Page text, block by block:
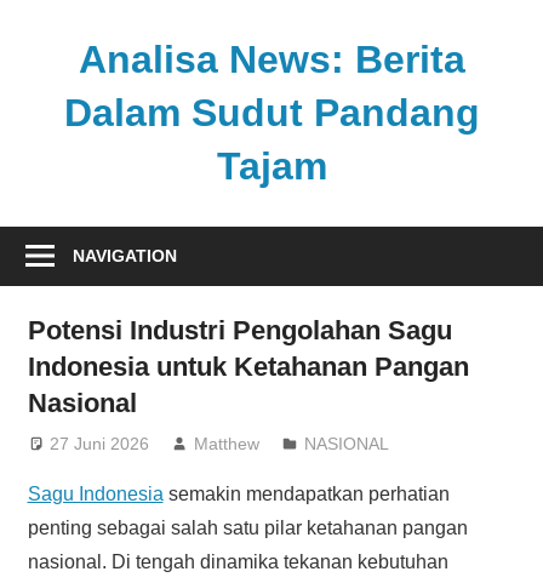
Analisa News: Berita
Dalam Sudut Pandang
Tajam
kritis
dari
dunia,
politik,
dan
NAVIGATION
Potensi Industri Pengolahan Sagu
Indonesia untuk Ketahanan Pangan
Nasional
27 Juni 2026 Matthew NASIONAL
Sagu Indonesia semakin mendapatkan perhatian
penting sebagai salah satu pilar ketahanan pangan
nasional. Di tengah dinamika tekanan kebutuhan